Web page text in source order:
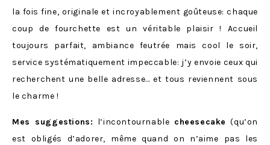
la fois fine, originale et incroyablement goûteuse: chaque
coup de fourchette est un véritable plaisir ! Accueil
toujours parfait, ambiance feutrée mais cool le soir,
service systématiquement impeccable: j’y envoie ceux qui
recherchent une belle adresse… et tous reviennent sous
le charme !
Mes suggestions: l’incontournable cheesecake (qu’on
est obligés d’adorer, même quand on n’aime pas les